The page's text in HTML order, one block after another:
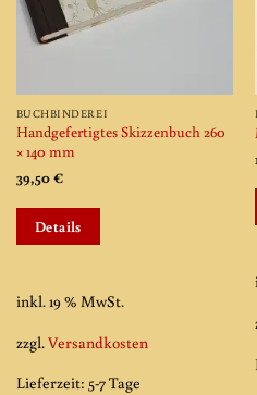
BUCHBINDEREI
Handgefertigtes Skizzenbuch 260
× 140 mm
39,50€
Details
inkl. 19 % MwSt.
zzgl.Versandkosten
Lieferzeit: 5-7 Tage